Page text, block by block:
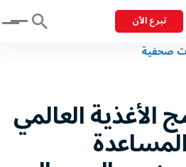
تبرع الآن Menu
صحفية
الأغذية العالمي